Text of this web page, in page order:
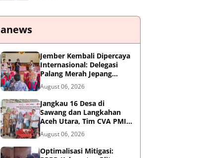
anews
Jember Kembali Dipercaya
Internasional: Delegasi
Palang Merah Jepang
Perkuat Kesiapsiagaan
Bencana di Kawasan
Pesisir dan Sekolah
August 06, 2026
Jangkau 16 Desa di
Sawang dan Langkahan
Aceh Utara, Tim CVA PMI
Salurkan 1.200 Paket
Shelter Toolkit
August 06, 2026
Optimalisasi Mitigasi: